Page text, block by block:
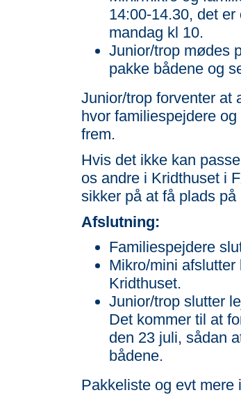
14:00-14.30, det
mandag kl 10.
Junior/trop mødes
pakke bådene og
Junior/trop forventer at
hvor familiespejdere
frem.
Hvis det ikke kan
os andre i Kridthuset i
sikker på at få plads på
Afslutning:
Familiespejdere
Mikro/mini
Kridthuset.
Junior/trop slutter
Det kommer til at
den 23 juli, sådan
bådene.
Pakkeliste og evt mere